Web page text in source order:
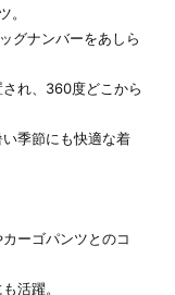
。
グナンバーをあしら
れ、360度どこから
季節にも快適な着
ーゴパンツとのコ
活躍。